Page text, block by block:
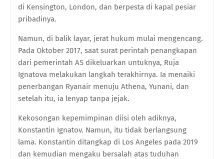
di Kensington, London, dan berpesta di kapal pesiar
pribadinya.
Namun, di balik layar, jerat hukum mulai mengencang.
Pada Oktober 2017, saat surat perintah penangkapan
dari pemerintah AS dikeluarkan untuknya, Ruja
Ignatova melakukan langkah terakhirnya. Ia menaiki
penerbangan Ryanair menuju Athena, Yunani, dan
setelah itu, ia lenyap tanpa jejak.
Kekosongan kepemimpinan diisi oleh adiknya,
Konstantin Ignatov. Namun, itu tidak berlangsung
lama. Konstantin ditangkap di Los Angeles pada 2019
dan kemudian mengaku bersalah atas tuduhan